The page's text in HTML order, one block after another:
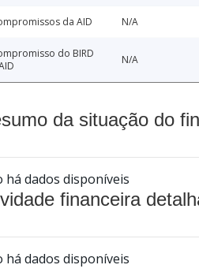
da AID N/A
do BIRD
N/A
da situação do
há dados disponíveis
financeira
há dados disponíveis